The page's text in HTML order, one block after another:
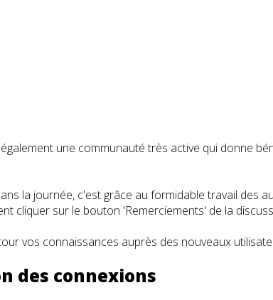
une communauté très active qui donne
la journée, c'est grâce au formidable travail
cliquer sur le bouton 'Remerciements' de la
vos connaissances auprès des nouveaux
des connexions